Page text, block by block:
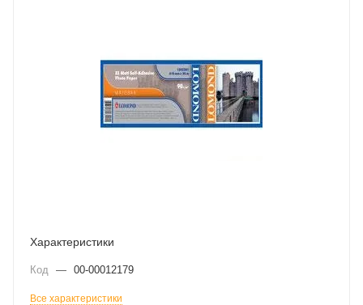
Характеристики
Код — 00-00012179
Все характеристики